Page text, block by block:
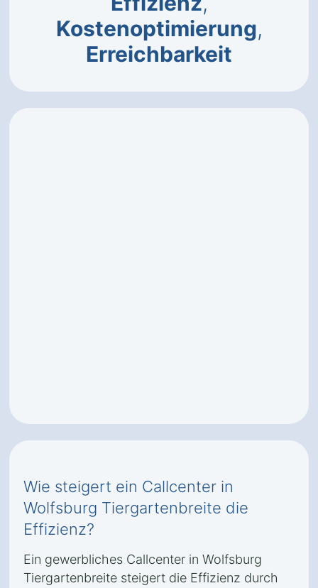
Kostenoptimierung,
Erreichbarkeit
Wie steigert ein Callcenter in
Wolfsburg Tiergartenbreite die
Effizienz?
Ein gewerbliches Callcenter in Wolfsburg
Tiergartenbreite steigert die Effizienz durch